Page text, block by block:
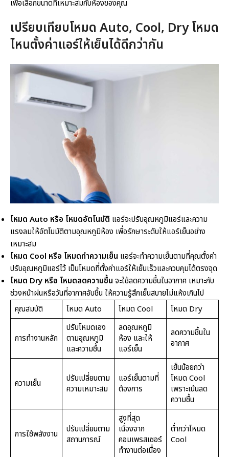
เพื่อเลือกขนาดที่เหมาะสมกับห้องของคุณ
เปรียบเทียบโหมด Auto, Cool, Dry โหมด
ไหนตั้งค่าแอร์ให้เย็นได้ดีกว่ากัน
โหมด Auto หรือ โหมดอัตโนมัติ แอร์จะปรับอุณหภูมิแอร์และความ
แรงลมให้อัตโนมัติตามอุณหภูมิห้อง เพื่อรักษาระดับให้แอร์เย็นอย่าง
เหมาะสม
โหมด Cool หรือ โหมดทำความเย็น แอร์จะทำความเย็นตามที่คุณตั้งค่า
ปรับอุณหภูมิแอร์ไว้ เป็นโหมดที่ตั้งค่าแอร์ให้เย็นเร็วและควบคุมได้ตรงจุด
โหมด Dry หรือ โหมดลดความชื้น จะใช้ลดความชื้นในอากาศ เหมาะกับ
ช่วงหน้าฝนหรือวันที่อากาศอับชื้น ให้ความรู้สึกเย็นสบายไม่แห้งเกินไป
คุณสมบัติ
โหมด Auto โหมด Cool โหมด Dry
การทำงานหลัก
ปรับโหมดเอง
ตามอุณหภูมิ
และความชื้น
ลดอุณหภูมิ
ห้อง และให้
แอร์เย็น
ลดความชื้นใน
อากาศ
ความเย็น
ปรับเปลี่ยนตาม
ความเหมาะสม
แอร์เย็นตามที่
ต้องการ
เย็นน้อยกว่า
โหมด Cool
เพราะเน้นลด
ความชื้น
การใช้พลังงาน
ปรับเปลี่ยนตาม
สถานการณ์
สูงที่สุด
เนื่องจาก
คอมเพรสเซอร์
ทำงานต่อเนื่อง
ต่ำกว่าโหมด
Cool